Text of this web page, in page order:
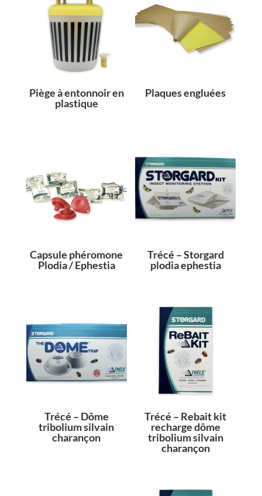
Piège à entonnoir en
plastique
Plaques engluées
Capsule phéromone
Plodia / Ephestia
Trécé – Storgard
plodia ephestia
Trécé – Dôme
tribolium silvain
charançon
Trécé – Rebait kit
recharge dôme
tribolium silvain
charançon